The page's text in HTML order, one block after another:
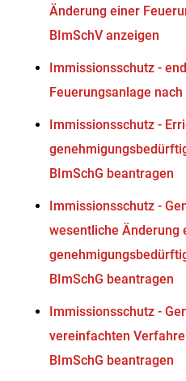
Änderung einer
BImSchV anzeigen
Immissionsschutz -
Feuerungsanlage
Immissionsschutz -
BImSchG beantragen
Immissionsschutz -
wesentliche Änderung
BImSchG beantragen
Immissionsschutz -
vereinfachten
BImSchG beantragen